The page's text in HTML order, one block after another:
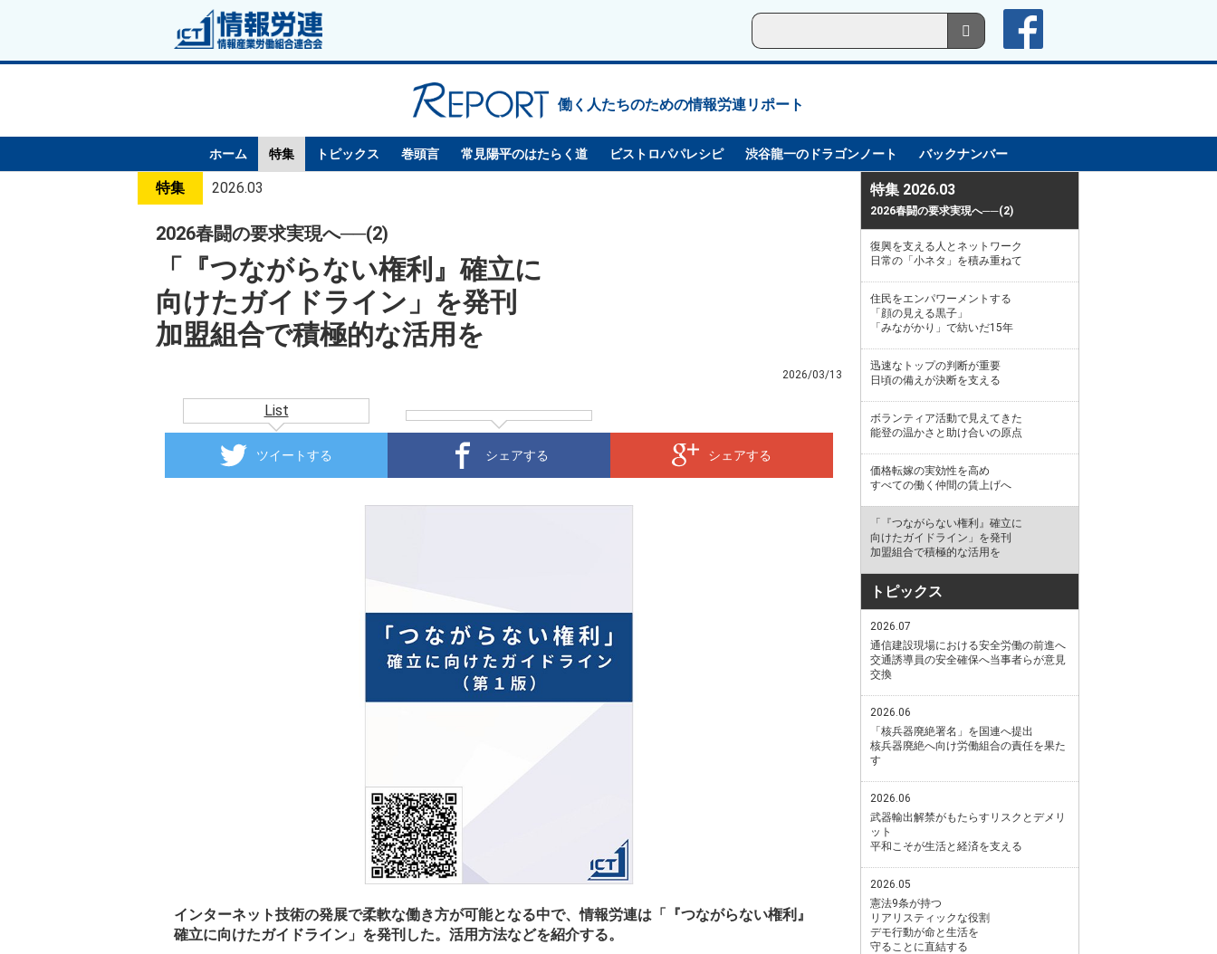
働く人たちのための情報労連リポート
ホーム 特集 トピックス 巻頭言 常見陽平のはたらく道 ビストロパパレシピ 渋谷龍一のドラゴンノート バックナンバー
特集 2026.03
2026春闘の要求実現へ──(2)
「『つながらない権利』確立に
向けたガイドライン」を発刊
加盟組合で積極的な活用を
2026/03/13
List
ツイートする シェアする シェアする
インターネット技術の発展で柔軟な働き方が可能となる中で、情報労連は「『つながらない権利』
確立に向けたガイドライン」を発刊した。活用方法などを紹介する。
特集 2026.03
2026春闘の要求実現へ──(2)
復興を支える人とネットワーク
日常の「小ネタ」を積み重ねて
住民をエンパワーメントする
「顔の見える黒子」
「みながかり」で紡いだ15年
迅速なトップの判断が重要
日頃の備えが決断を支える
ボランティア活動で見えてきた
能登の温かさと助け合いの原点
価格転嫁の実効性を高め
すべての働く仲間の賃上げへ
「『つながらない権利』確立に
向けたガイドライン」を発刊
加盟組合で積極的な活用を
トピックス
2026.07
通信建設現場における安全労働の前進へ
交通誘導員の安全確保へ当事者らが意見
交換
2026.06
「核兵器廃絶署名」を国連へ提出
核兵器廃絶へ向け労働組合の責任を果た
す
2026.06
武器輸出解禁がもたらすリスクとデメリ
ット
平和こそが生活と経済を支える
2026.05
憲法9条が持つ
リアリスティックな役割
デモ行動が命と生活を
守ることに直結する